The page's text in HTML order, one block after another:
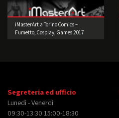
iMasterArt a Torino Comics –
Fumetto, Cosplay, Games 2017
Segreteria ed ufficio
Lunedì - Venerdì
09:30-13:30 15:00-18:30